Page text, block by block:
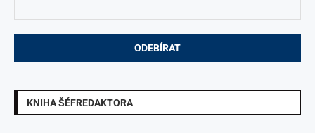
KNIHA ŠÉFREDAKTORA